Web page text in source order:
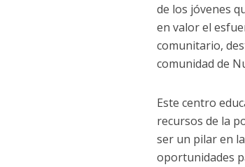
de los jóvenes
en valor el
comunitario,
comunidad de
Este centro
recursos de la
ser un pilar en
oportunidades